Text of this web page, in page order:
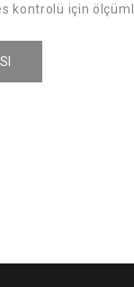
kontrolü için
ön koşuldur.